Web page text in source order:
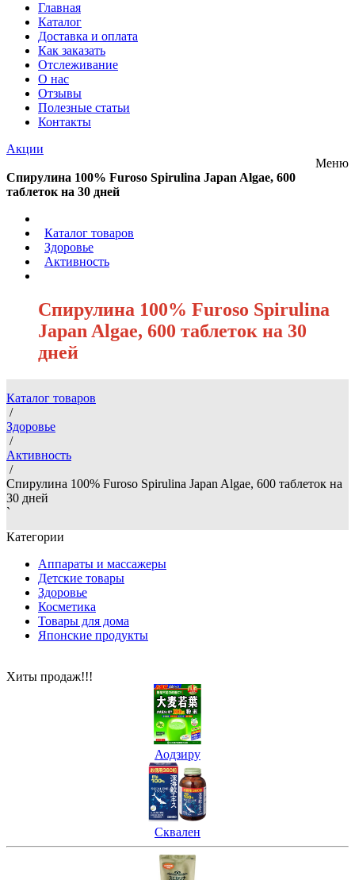
Главная
Каталог
Доставка и оплата
Как заказать
Отслеживание
О нас
Отзывы
Полезные статьи
Контакты
Акции
Меню
Спирулина 100% Furoso Spirulina Japan Algae, 600
таблеток на 30 дней
Каталог товаров
Здоровье
Активность
Спирулина 100% Furoso Spirulina
Japan Algae, 600 таблеток на 30
дней
Каталог товаров
/
Здоровье
/
Активность
/
Спирулина 100% Furoso Spirulina Japan Algae, 600 таблеток на
30 дней
`
Категории
Аппараты и массажеры
Детские товары
Здоровье
Косметика
Товары для дома
Японские продукты
Хиты продаж!!!
Аодзиру
Сквален